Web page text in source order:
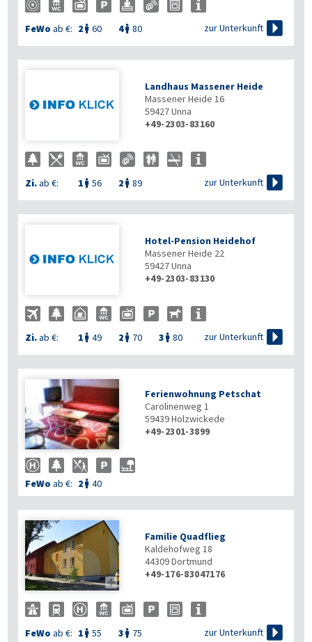
FeWo ab €: 2  60 4 80 zur Unterkunft 
Landhaus Massener Heide
Massener Heide 16
59427Unna
+49-2303-83160
Zi.ab €: 1  56 2  89 zur Unterkunft 
Hotel-Pension Heidehof
Massener Heide 22
59427Unna
+49-2303-83130
Zi.ab €: 1  49 2  70 3  80 zur Unterkunft 
Ferienwohnung Petschat
Carolinenweg 1
59439Holzwickede
+49-2301-3899
FeWo ab €: 2  40

Familie Quadflieg
Kaldehofweg 18
44309Dortmund
+49-176-83047176
FeWo ab €: 1  55 3  75 zur Unterkunft 